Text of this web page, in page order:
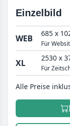
Einzelbild
WEB 685 x
Für
XL 2530 x
Für
Alle Preise